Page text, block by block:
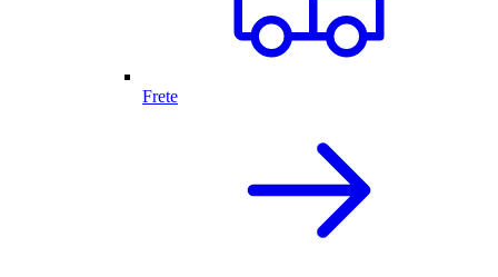
Frete